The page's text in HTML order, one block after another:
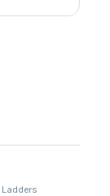
Ladders